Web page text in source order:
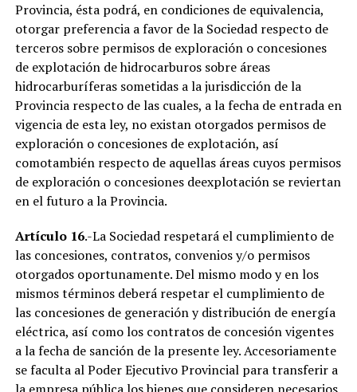
Provincia, ésta podrá, en condiciones de equivalencia,
otorgar preferencia a favor de la Sociedad respecto de
terceros sobre permisos de exploración o concesiones
de explotación de hidrocarburos sobre áreas
hidrocarburíferas sometidas a la jurisdicción de la
Provincia respecto de las cuales, a la fecha de entrada en
vigencia de esta ley, no existan otorgados permisos de
exploración o concesiones de explotación, así
comotambién respecto de aquellas áreas cuyos permisos
de exploración o concesiones deexplotación se reviertan
en el futuro a la Provincia.
Artículo 16.-La Sociedad respetará el cumplimiento de
las concesiones, contratos, convenios y/o permisos
otorgados oportunamente. Del mismo modo y en los
mismos términos deberá respetar el cumplimiento de
las concesiones de generación y distribución de energía
eléctrica, así como los contratos de concesión vigentes
a la fecha de sanción de la presente ley. Accesoriamente
se faculta al Poder Ejecutivo Provincial para transferir a